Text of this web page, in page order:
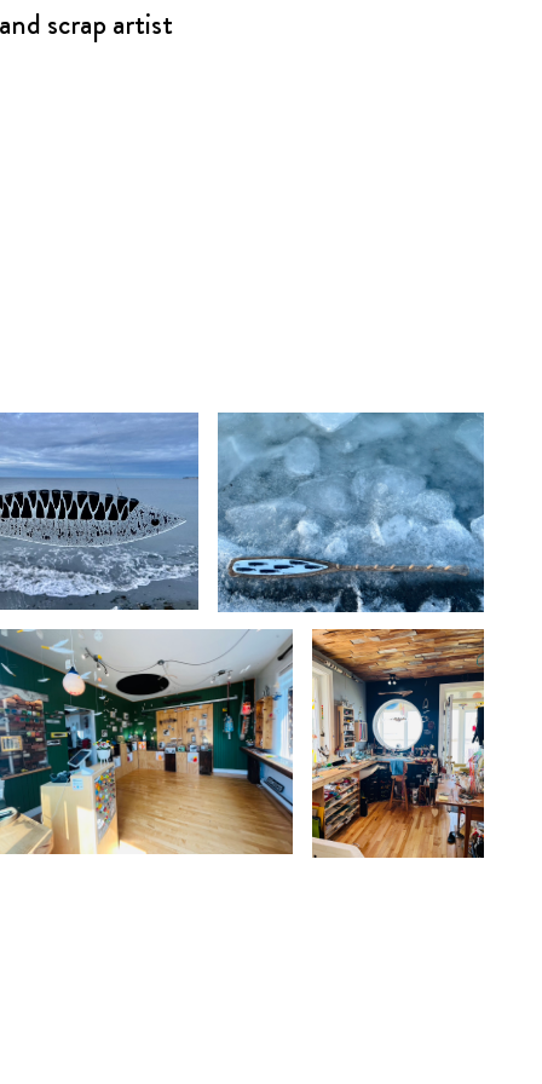
scrap artist